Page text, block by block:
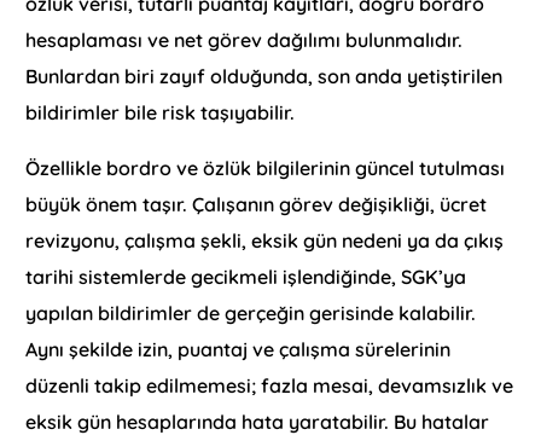
hesaplaması ve net görev dağılımı bulunmalıdır.
Bunlardan biri zayıf olduğunda, son anda yetiştirilen
bildirimler bile risk taşıyabilir.
Özellikle bordro ve özlük bilgilerinin güncel tutulması
büyük önem taşır. Çalışanın görev değişikliği, ücret
revizyonu, çalışma şekli, eksik gün nedeni ya da çıkış
tarihi sistemlerde gecikmeli işlendiğinde, SGK’ya
yapılan bildirimler de gerçeğin gerisinde kalabilir.
Aynı şekilde izin, puantaj ve çalışma sürelerinin
düzenli takip edilmemesi; fazla mesai, devamsızlık ve
eksik gün hesaplarında hata yaratabilir. Bu hatalar